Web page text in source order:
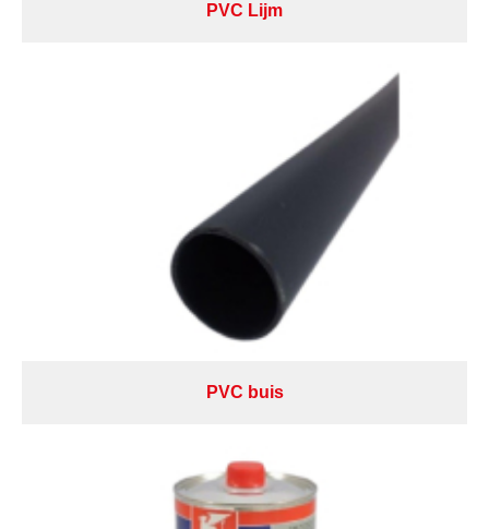
PVC Lijm
PVC buis